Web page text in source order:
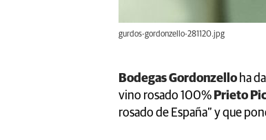
gurdos-gordonzello-281120.jpg
Bodegas Gordonzello ha
vino rosado 100% Prieto
rosado de España” y que